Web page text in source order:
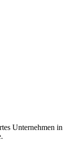
Unternehmen in